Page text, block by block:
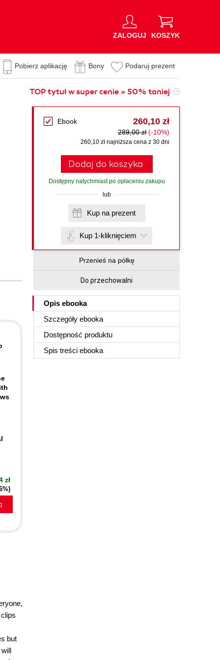
ZALOGUJ KOSZYK
Pobierz aplikację Bony Podaruj prezent
TOP tytuł w super cenie » 50% taniej
Ebook 260,10 zł
289,00 zł (-10%)
260,10 zł najniższa cena z 30 dni
Dodaj do koszyka
Dostępny natychmiast po opłaceniu zakupu
lub
Kup na prezent
Kup 1-kliknięciem
Przenieś na półkę
Do przechowalni
Opis ebooka
Szczegóły ebooka
Dostępność produktu
Spis treści ebooka
zł
but